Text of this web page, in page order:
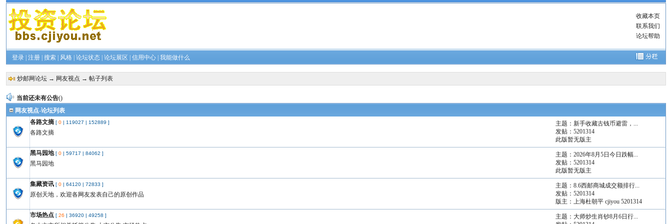
收藏本页
联系我们
论坛帮助
登录 注册 搜索 风格 论坛状态 论坛展区 信用中心 我能做什么
炒邮网论坛 → 网友视点 → 帖子列表
当前还未有公告()
网友视点-论坛列表
主题： 新手收藏古钱币避雷，...
发贴： 5201314
此版暂无版主
各路文摘 [0| 119027| 152889 ]
各路文摘
主题： 2026年8月5日今日跌幅...
发贴： 5201314
此版暂无版主
黑马园地[0|59717|84062 ]
黑马园地
主题： 8.6西邮商城成交额排行...
发贴： 5201314
版主： 上海杜朝平 cjiyou 5201314
集藏资讯 [0|64120|72833 ]
原创天地，欢迎各网友发表自己的原创作品
主题： 大师炒生肖钞8月6日行...
市场热点 [26|36920|49258 ]